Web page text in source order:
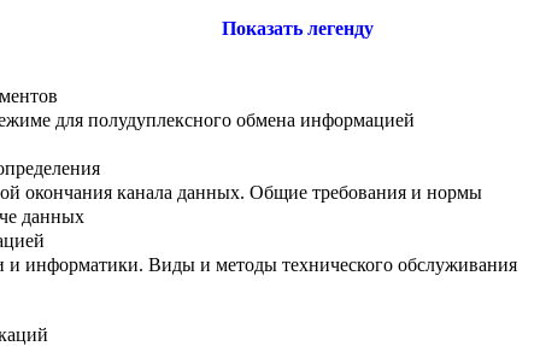
Показать легенду
для полудуплексного обмена информацией
окончания канала данных. Общие требования и нормы
данных
и информатики. Виды и методы технического обслуживания